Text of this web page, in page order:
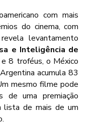
com mais
do cinema, com
levantamento
e Inteligência de
8 troféus, o México
acumula 83
mesmo filme pode
uma premiação
lista de mais de um